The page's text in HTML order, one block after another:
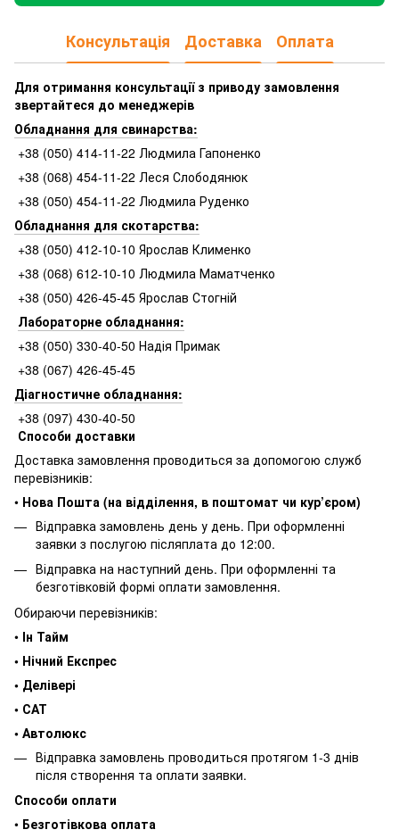
Консультація Доставка Оплата
Для отримання консультації з приводу замовлення
звертайтеся до менеджерів
Обладнання для свинарства:
+38 (050) 414-11-22 Людмила Гапоненко
+38 (068) 454-11-22 Леся Слободянюк
+38 (050) 454-11-22 Людмила Руденко
Обладнання для скотарства:
+38 (050) 412-10-10 Ярослав Клименко
+38 (068) 612-10-10 Людмила Маматченко
+38 (050) 426-45-45 Ярослав Стогній
Лабораторне обладнання:
+38 (050) 330-40-50 Надія Примак
+38 (067) 426-45-45
Діагностичне обладнання:
+38 (097) 430-40-50
Способи доставки
Доставка замовлення проводиться за допомогою служб
перевізників:
• Нова Пошта (на відділення, в поштомат чи кур’єром)
Відправка замовлень день у день. При оформленні
заявки з послугою післяплата до 12:00.
Відправка на наступний день. При оформленні та
безготівковій формі оплати замовлення.
Обираючи перевізників:
• Ін Тайм
• Нічний Експрес
• Делівері
• САТ
• Автолюкс
Відправка замовлень проводиться протягом 1-3 днів
після створення та оплати заявки.
Способи оплати
• Безготівкова оплата